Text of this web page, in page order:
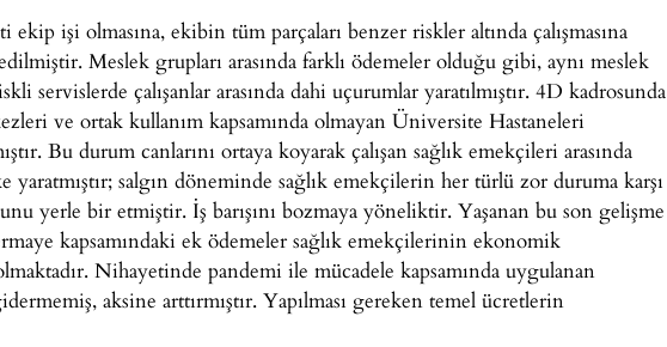
işi olmasına, ekibin tüm parçaları benzer riskler altında çalışmasına
Meslek grupları arasında farklı ödemeler olduğu gibi, aynı meslek
servislerde çalışanlar arasında dahi uçurumlar yaratılmıştır. 4D kadrosunda
ve ortak kullanım kapsamında olmayan Üniversite Hastaneleri
Bu durum canlarını ortaya koyarak çalışan sağlık emekçileri arasında
yaratmıştır; salgın döneminde sağlık emekçilerin her türlü zor duruma karşı
yerle bir etmiştir. İş barışını bozmaya yöneliktir. Yaşanan bu son gelişme
kapsamındaki ek ödemeler sağlık emekçilerinin ekonomik
Nihayetinde pandemi ile mücadele kapsamında uygulanan
aksine arttırmıştır. Yapılması gereken temel ücretlerin